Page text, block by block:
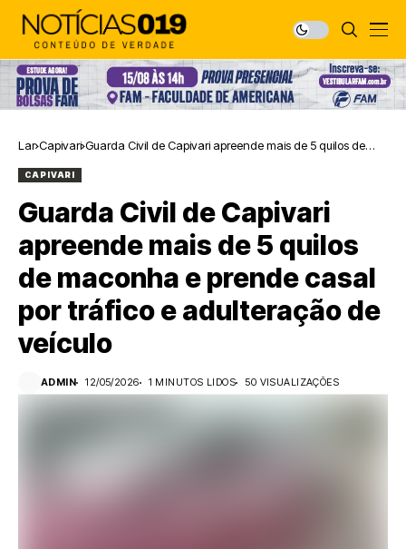
Lar Capivari Guarda Civil de Capivari apreende mais de 5 quilos de
CAPIVARI
Guarda Civil de Capivari
apreende mais de 5 quilos
de maconha e prende casal
por tráfico e adulteração de
veículo
ADMIN 12/05/2026 1 MINUTOS LIDOS 50 VISUALIZAÇÕES